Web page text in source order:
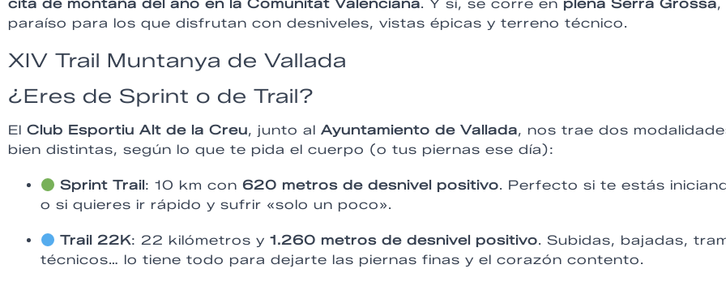
cita de montaña del año en la Comunitat Valenciana. Y sí, se corre en plena Serra Grossa,
paraíso para los que disfrutan con desniveles, vistas épicas y terreno técnico.
XIV Trail Muntanya de Vallada
¿Eres de Sprint o de Trail?
El Club Esportiu Alt de la Creu, junto al Ayuntamiento de Vallada, nos trae dos
bien distintas, según lo que te pida el cuerpo (o tus piernas ese día):
Sprint Trail: 10 km con620 metros de desnivel positivo. Perfecto si te estás
o si quieres ir rápido y sufrir «solo un poco».
Trail 22K: 22 kilómetros y1.260 metros de desnivel positivo. Subidas, bajadas,
técnicos… lo tiene todo para dejarte las piernas finas y el corazón contento.